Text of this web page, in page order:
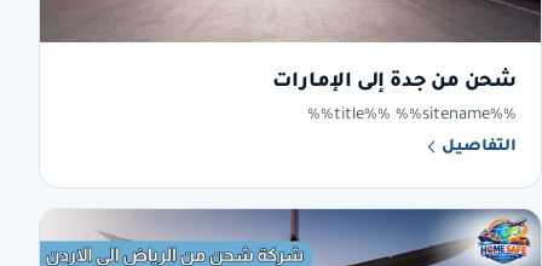
شحن من جدة إلى الإمارات
%%title%% %%sitename%%
التفاصيل